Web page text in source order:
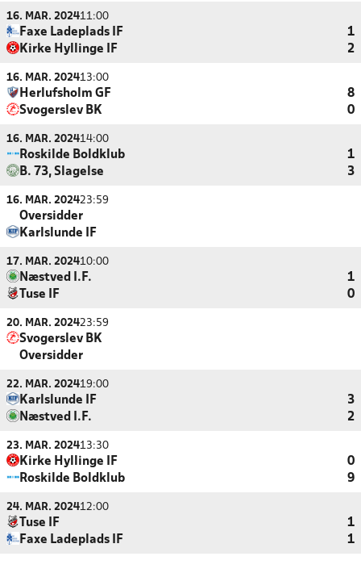
16. MAR. 202411:00
Faxe Ladeplads IF
1
Kirke Hyllinge IF
2
16. MAR. 202413:00
Herlufsholm GF
8
Svogerslev BK
0
16. MAR. 202414:00
Roskilde Boldklub
1
B. 73, Slagelse
3
16. MAR. 202423:59
Oversidder
Karlslunde IF
17. MAR. 202410:00
Næstved I.F.
1
Tuse IF
0
20. MAR. 202423:59
Svogerslev BK
Oversidder
22. MAR. 202419:00
Karlslunde IF
3
Næstved I.F.
2
23. MAR. 202413:30
Kirke Hyllinge IF
0
Roskilde Boldklub
9
24. MAR. 202412:00
Tuse IF
1
Faxe Ladeplads IF
1